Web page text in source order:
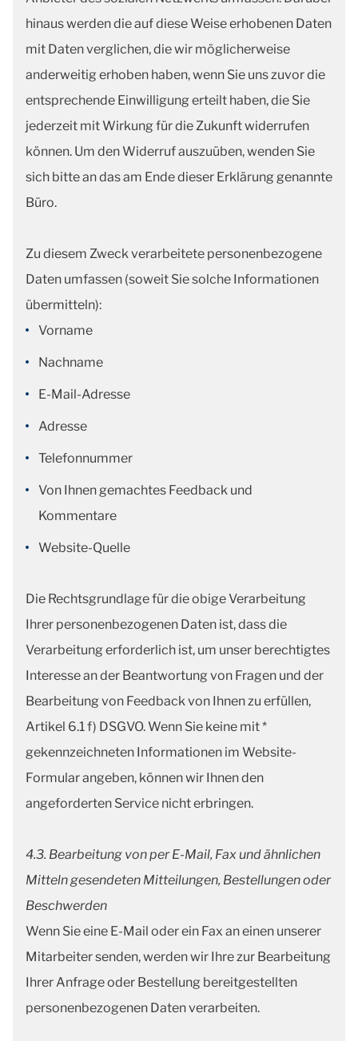
hinaus werden die auf diese Weise erhobenen Daten
mit Daten verglichen, die wir möglicherweise
anderweitig erhoben haben, wenn Sie uns zuvor die
entsprechende Einwilligung erteilt haben, die Sie
jederzeit mit Wirkung für die Zukunft widerrufen
können. Um den Widerruf auszuüben, wenden Sie
sich bitte an das am Ende dieser Erklärung genannte
Büro.
Zu diesem Zweck verarbeitete personenbezogene
Daten umfassen (soweit Sie solche Informationen
übermitteln):
Vorname
Nachname
E-Mail-Adresse
Adresse
Telefonnummer
Von Ihnen gemachtes Feedback und
Kommentare
Website-Quelle
Die Rechtsgrundlage für die obige Verarbeitung
Ihrer personenbezogenen Daten ist, dass die
Verarbeitung erforderlich ist, um unser berechtigtes
Interesse an der Beantwortung von Fragen und der
Bearbeitung von Feedback von Ihnen zu erfüllen,
Artikel 6.1 f) DSGVO. Wenn Sie keine mit *
gekennzeichneten Informationen im Website-
Formular angeben, können wir Ihnen den
angeforderten Service nicht erbringen.
4.3. Bearbeitung von per E-Mail, Fax und ähnlichen
Mitteln gesendeten Mitteilungen, Bestellungen oder
Beschwerden
Wenn Sie eine E-Mail oder ein Fax an einen unserer
Mitarbeiter senden, werden wir Ihre zur Bearbeitung
Ihrer Anfrage oder Bestellung bereitgestellten
personenbezogenen Daten verarbeiten.